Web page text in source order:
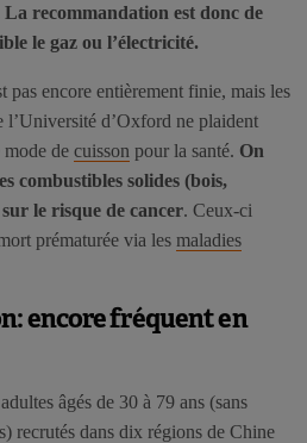
recommandation est donc de
le gaz ou l’électricité.
pas encore entièrement finie, mais les
l’Université d’Oxford ne plaident
de cuisson pour la santé. On
combustibles solides (bois,
le risque de cancer. Ceux-ci
prématurée via les maladies
encore fréquent en
âgés de 30 à 79 ans (sans
recrutés dans dix régions de Chine